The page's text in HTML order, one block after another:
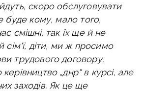
скоро обслуговувати
буде кому, мало того,
смішні, так їх ще й не
сім'ї, діти, ми ж просимо
трудового договору.
„днр“ в курсі, але
заходів. Як це ще